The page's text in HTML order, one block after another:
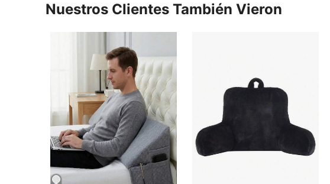
Nuestros Clientes También Vieron